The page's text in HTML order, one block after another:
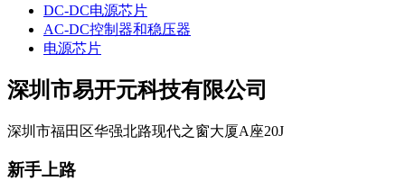
DC-DC电源芯片
AC-DC控制器和稳压器
电源芯片
深圳市易开元科技有限公司
深圳市福田区华强北路现代之窗大厦A座20J
新手上路